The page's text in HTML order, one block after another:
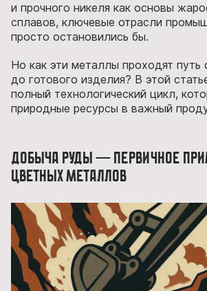
и прочного никеля как основы
сплавов, ключевые отрасли
просто остановились бы.
Но как эти металлы проходят путь
до готового изделия? В этой
полный технологический цикл,
природные ресурсы в важный
Добыча руды — первичное
цветных металлов